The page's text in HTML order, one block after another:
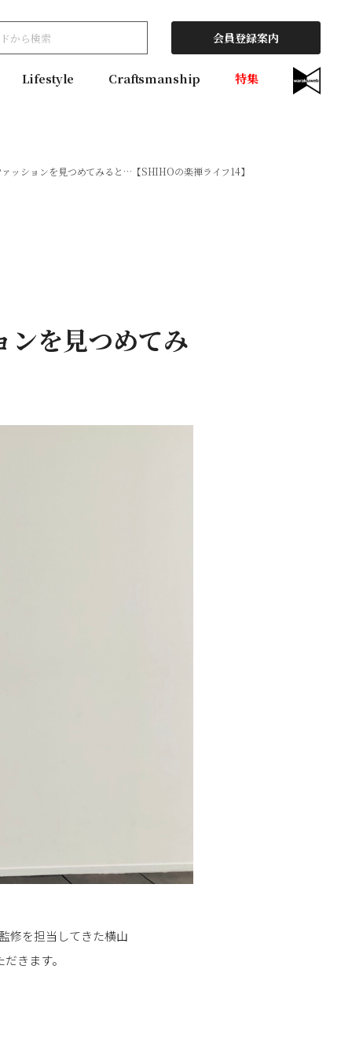
会員登録案内
Lifestyle Craftsmanship 特集
ァッションを見つめてみると…【SHIHOの楽禅ライフ14】
ンを見つめてみ
修を担当してきた横山
きます。